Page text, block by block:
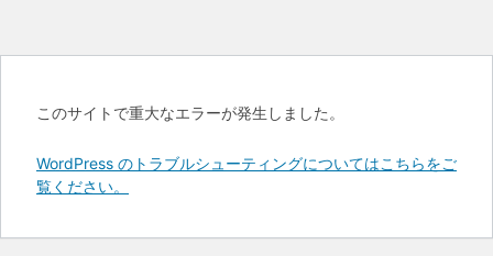
このサイトで重大なエラーが発生しました。
WordPress のトラブルシューティングについてはこちらをご
覧ください。